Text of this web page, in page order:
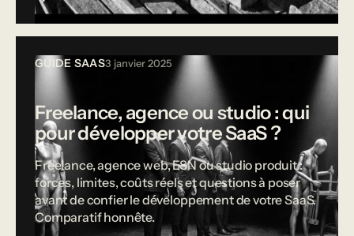
GUIDE SAAS3 janvier 2025
Freelance, agence ou studio : qui
pour développer votre SaaS ?
Freelance, agence web, ESN ou studio produit :
forces, limites, coûts réels et questions à poser
avant de confier le développement de votre SaaS.
Comparatif honnête.